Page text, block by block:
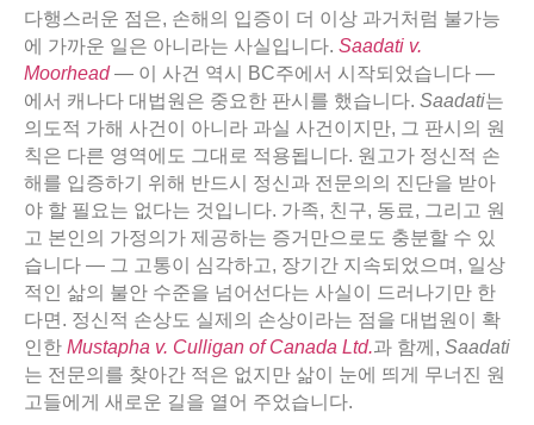
다행스러운 점은, 손해의 입증이 더 이상 과거처럼 불가능
에 가까운 일은 아니라는 사실입니다. Saadati v.
Moorhead— 이 사건 역시 BC주에서 시작되었습니다 —
에서 캐나다 대법원은 중요한 판시를 했습니다. Saadati는
의도적 가해 사건이 아니라 과실 사건이지만, 그 판시의 원
칙은 다른 영역에도 그대로 적용됩니다. 원고가 정신적 손
해를 입증하기 위해 반드시 정신과 전문의의 진단을 받아
야 할 필요는 없다는 것입니다. 가족, 친구, 동료, 그리고 원
고 본인의 가정의가 제공하는 증거만으로도 충분할 수 있
습니다 — 그 고통이 심각하고, 장기간 지속되었으며, 일상
적인 삶의 불안 수준을 넘어선다는 사실이 드러나기만 한
다면. 정신적 손상도 실제의 손상이라는 점을 대법원이 확
인한 Mustapha v. Culligan of Canada Ltd.과 함께, Saadati
는 전문의를 찾아간 적은 없지만 삶이 눈에 띄게 무너진 원
고들에게 새로운 길을 열어 주었습니다.